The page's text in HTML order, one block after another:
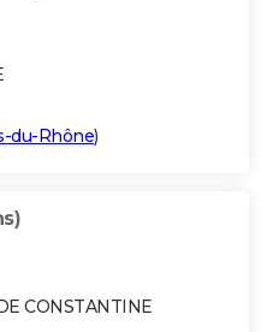
du-Rhône)
CONSTANTINE